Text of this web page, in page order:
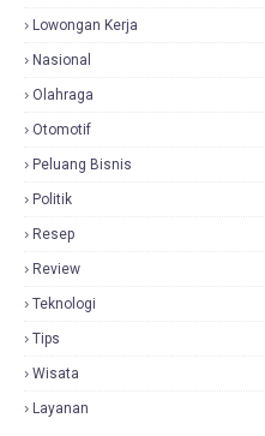
Lowongan Kerja
Nasional
Olahraga
Otomotif
Peluang Bisnis
Politik
Resep
Review
Teknologi
Tips
Wisata
Layanan